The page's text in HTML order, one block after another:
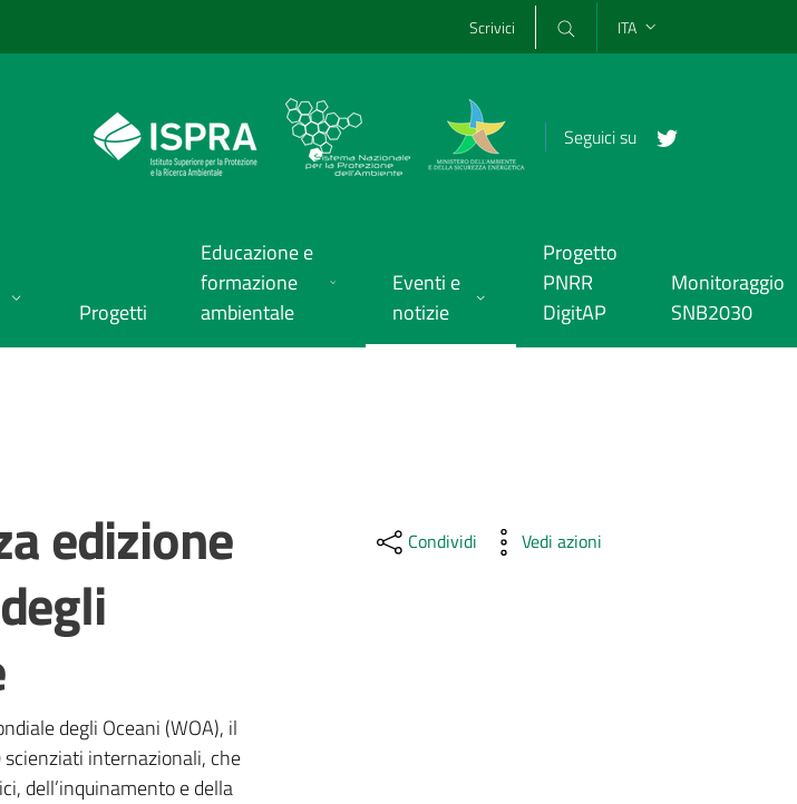
Scrivici ITA
Seguici su
Progetti
Educazione e
formazione
ambientale
Eventi e
notizie
Progetto
PNRR
DigitAP
Monitoraggio
SNB2030
edizione
degli Oceani (WOA), il
internazionali, che
dell’inquinamento e della
Condividi Vedi azioni